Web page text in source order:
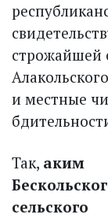
строжайшей
и местные
Так, аким
сельского